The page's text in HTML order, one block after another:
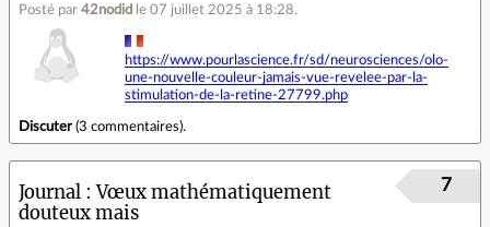
Posté par 42nodid le 07 juillet 2025 à 18:28.
https://www.pourlascience.fr/sd/neurosciences/olo-
une-nouvelle-couleur-jamais-vue-revelee-par-la-
stimulation-de-la-retine-27799.php
Discuter(3 commentaires).
Journal
Vœux mathématiquement
douteux mais
7